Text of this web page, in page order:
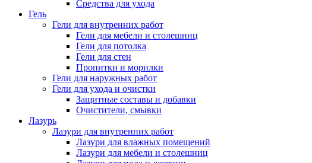
Средства для ухода
Гель
Гели для внутренних работ
Гели для мебели и столешниц
Гели для потолка
Гели для стен
Пропитки и морилки
Гели для наружных работ
Гели для ухода и очистки
Защитные составы и добавки
Очистители, смывки
Лазурь
Лазури для внутренних работ
Лазури для влажных помещений
Лазури для мебели и столешниц